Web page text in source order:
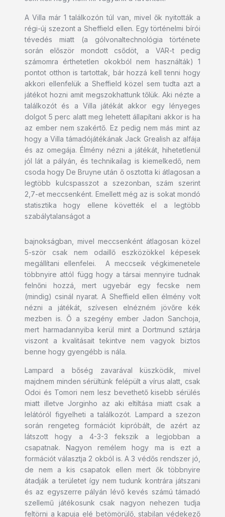
A Villa már 1 találkozón túl van, mivel ők nyitották a
régi-új szezont a Sheffield ellen. Egy történelmi bírói
tévedés miatt (a gólvonaltechnológia története
során először mondott csődöt, a VAR-t pedig
számomra érthetetlen okokból nem használták) 1
pontot otthon is tartottak, bár hozzá kell tenni hogy
akkori ellenfelük a Sheffield közel sem tudta azt a
játékot hozni amit megszokhattunk tőlük. Aki nézte a
találkozót és a Villa játékát akkor egy lényeges
dolgot 5 perc alatt meg lehetett állapítani akkor is ha
az ember nem szakértő. Ez pedig nem más mint az
hogy a Villa támadójátékának Jack Grealish az alfája
és az omegája. Élmény nézni a játékát, hihetetlenül
jól lát a pályán, és technikailag is kiemelkedő, nem
csoda hogy De Bruyne után ő osztotta ki átlagosan a
legtöbb kulcspasszot a szezonban, szám szerint
2,7-et meccsenként. Emellett még az is sokat mondó
statisztika hogy ellene követték el a legtöbb
szabálytalanságot a
bajnokságban, mivel meccsenként átlagosan közel
5-ször csak nem odaillő eszközökkel képesek
megállítani ellenfelei. A meccseik végkimenetele
többnyire attól függ hogy a társai mennyire tudnak
felnőni hozzá, mert ugyebár egy fecske nem
(mindig) csinál nyarat. A Sheffield ellen élmény volt
nézni a játékát, szívesen elnézném jövőre kék
mezben is. Ő a szegény ember Jadon Sanchoja,
mert harmadannyiba kerül mint a Dortmund sztárja
viszont a kvalitásait tekintve nem vagyok biztos
benne hogy gyengébb is nála.
Lampard a bőség zavarával küszködik, mivel
majdnem minden sérültünk felépült a vírus alatt, csak
Odoi és Tomori nem lesz bevethető kisebb sérülés
miatt illetve Jorginho az aki eltiltása miatt csak a
lelátóról figyelheti a találkozót. Lampard a szezon
során rengeteg formációt kipróbált, de azért az
látszott hogy a 4-3-3 fekszik a legjobban a
csapatnak. Nagyon remélem hogy ma is ezt a
formációt választja 2 okból is. A 3 védős rendszer jó,
de nem a kis csapatok ellen mert ők többnyire
átadják a területet így nem tudunk kontrára játszani
és az egyszerre pályán lévő kevés számú támadó
szellemű játékosunk csak nagyon nehezen tudja
feltörni a kapuja elé betömörülő, stabilan védekező